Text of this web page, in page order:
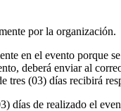
por la organización.
en el evento porque
deberá enviar al
tres (03) días recibirá
días de realizado el